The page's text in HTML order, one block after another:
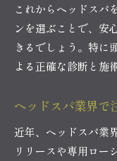
ヘッドス
ト
エキスパ
点
安全なヘ
悩み別に見つ
これからヘッドスパ
ンを選ぶことで、安
きるでしょう。特に
よる正確な診断と施
ヘッドスパ業界で
近年、ヘッドスパ業
リリースや専用ロー